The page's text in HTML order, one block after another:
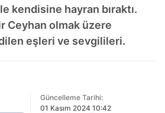
kendisine hayran bıraktı.
Ceyhan olmak üzere
eşleri ve sevgilileri.
Güncelleme Tarihi:
01 Kasım 2024 10:42